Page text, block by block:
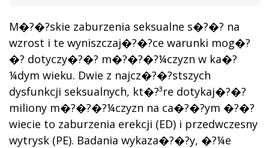
M�?�?skie zaburzenia seksualne s�?�? na
wzrost i te wyniszczaj�?�?ce warunki mog�?
�? dotyczy�?�? m�?�?�?¼czyzn w ka�?
¼dym wieku. Dwie z najcz�?�?stszych
dysfunkcji seksualnych, kt�?³re dotykaj�?�?
miliony m�?�?�?¼czyzn na ca�?�?ym �?�?
wiecie to zaburzenia erekcji (ED) i przedwczesny
wytrysk (PE). Badania wykaza�?�?y, �?¼e